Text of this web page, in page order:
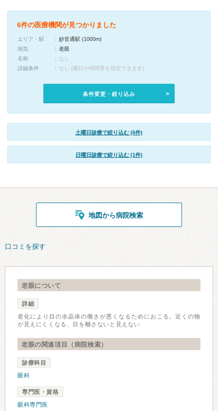
6件の医療機関が見つかりました
エリア・駅
妙音通駅 (1000m)
病気
老眼
名称
なし
詳細条件
なし (曜日や時間帯を指定できます)
条件変更・絞り込み
土曜日診療で絞り込む (6件)
日曜日診療で絞り込む (1件)
地図から病院検索
口コミを探す
老眼について
詳細
老化により目の水晶体の働きが悪くなるためにおこる。近くの物
が見えにくくなる、目を離さないと見えない
老眼の関連項目（病院検索）
診療科目
眼科
専門医・資格
眼科専門医